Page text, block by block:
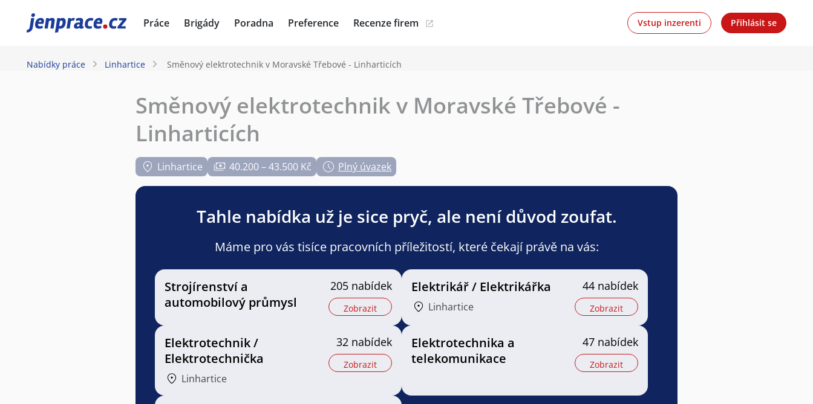
JenPráce.cz Práce Brigády Poradna Preference Recenze firem Vstup inzerenti Přihlásit se
Nabídky práce Linhartice Směnový elektrotechnik v Moravské Třebové - Linharticích
Směnový elektrotechnik v Moravské Třebové -
Linharticích
Linhartice 40.200 – 43.500 Kč Plný úvazek
Tahle nabídka už je sice pryč, ale není důvod zoufat.
Máme pro vás tisíce pracovních příležitostí, které čekají právě na vás:
Strojírenství a
automobilový průmysl
205 nabídek
Zobrazit
Elektrikář / Elektrikářka
Linhartice
44 nabídek
Zobrazit
Elektrotechnik /
Elektrotechnička
Linhartice
32 nabídek
Zobrazit
Elektrotechnika a
telekomunikace
47 nabídek
Zobrazit